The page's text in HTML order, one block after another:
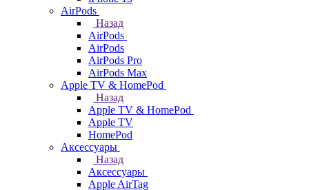
AirPods
Назад
AirPods
AirPods
AirPods Pro
AirPods Max
Apple TV & HomePod
Назад
Apple TV & HomePod
Apple TV
HomePod
Аксессуары
Назад
Аксессуары
Apple AirTag